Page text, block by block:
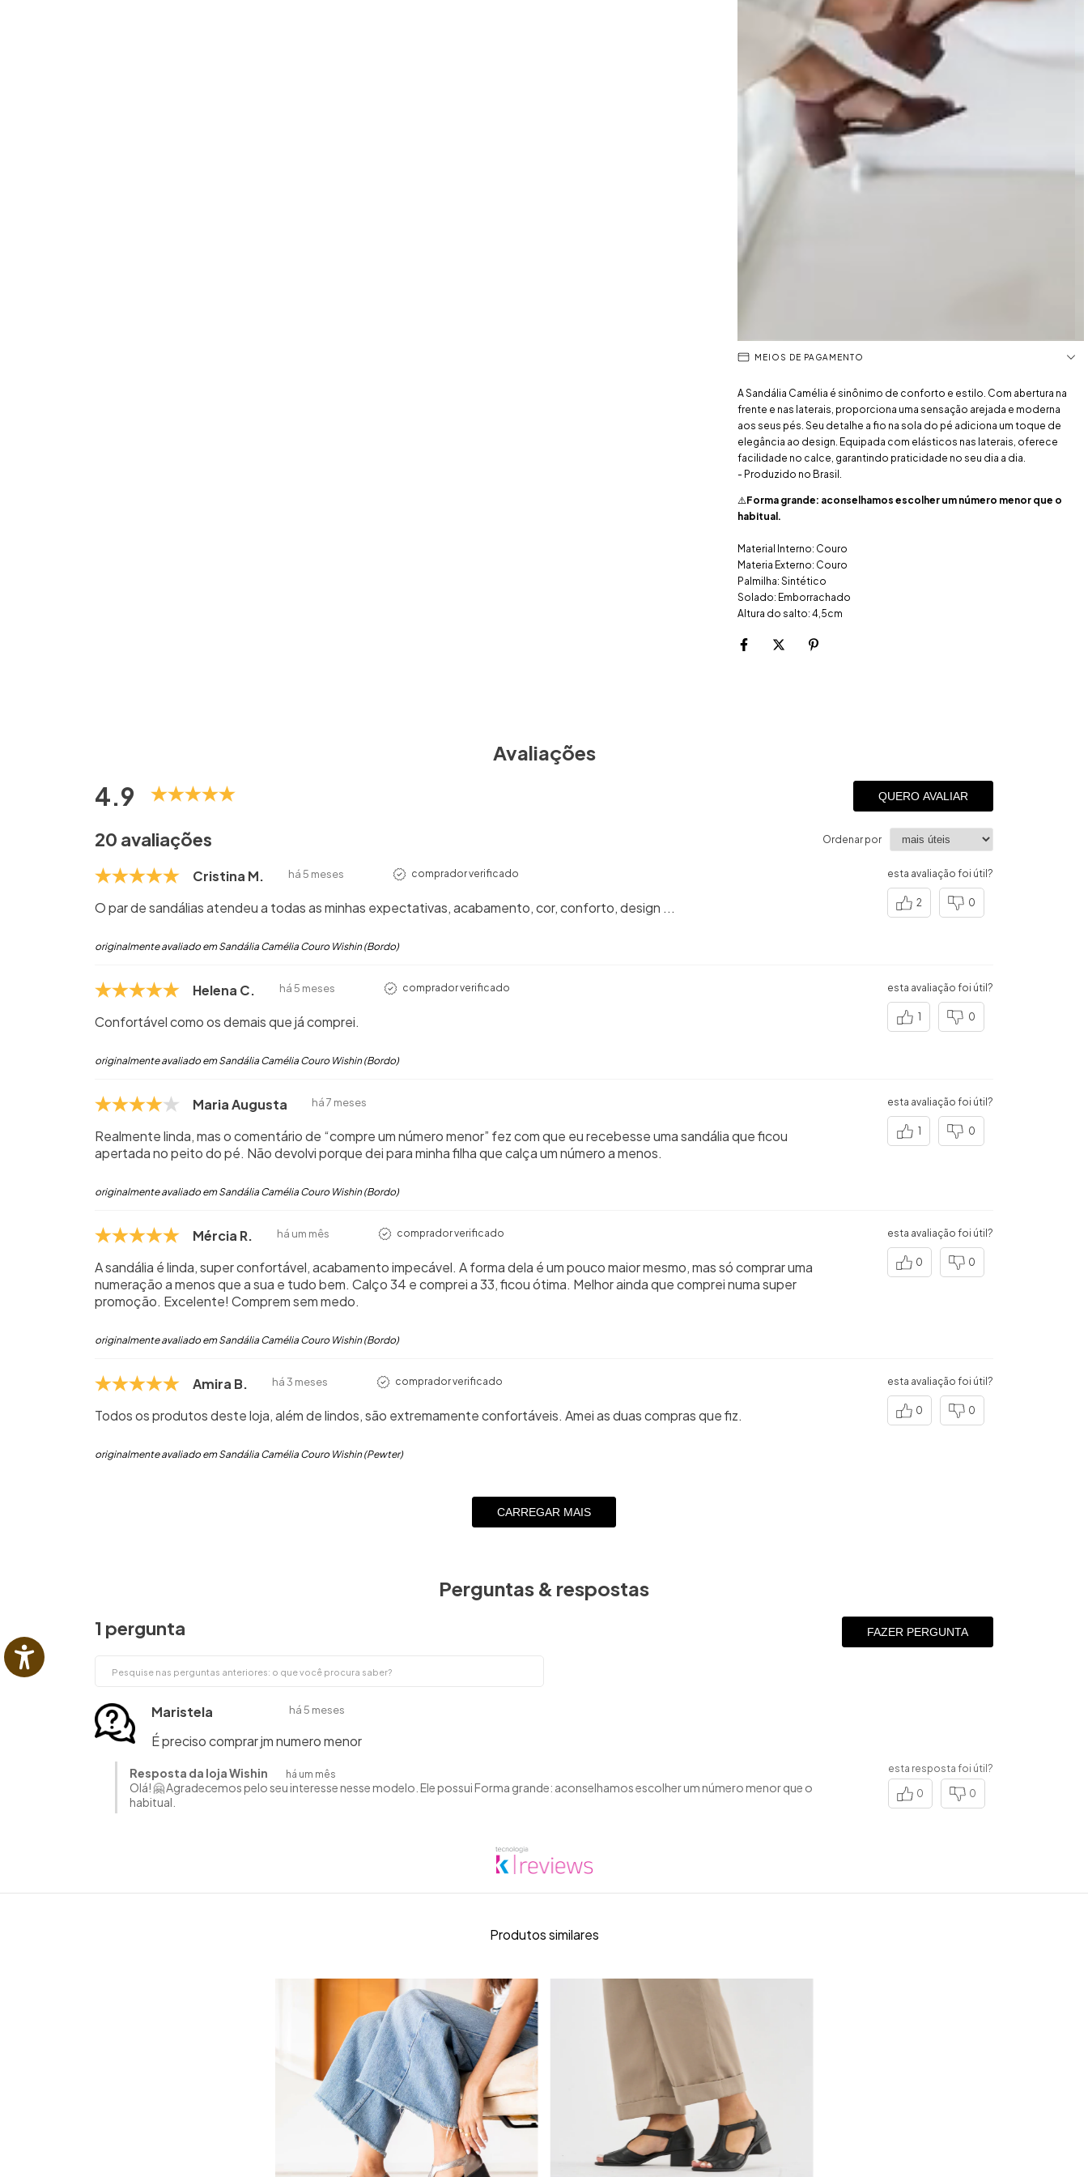
MEIOS DE PAGAMENTO
A Sandália Camélia é sinônimo de conforto e estilo. Com abertura na
frente e nas laterais, proporciona uma sensação arejada e moderna
aos seus pés. Seu detalhe a fio na sola do pé adiciona um toque de
elegância ao design. Equipada com elásticos nas laterais, oferece
facilidade no calce, garantindo praticidade no seu dia a dia.
- Produzido no Brasil.
⚠️Forma grande: aconselhamos escolher um número menor que o
habitual.
Material Interno: Couro
Materia Externo: Couro
Palmilha: Sintético
Solado: Emborrachado
Altura do salto: 4,5cm
Avaliações
4.9 QUERO AVALIAR
20 avaliações Ordenar por
Cristina M. há 5 meses comprador verificado
O par de sandálias atendeu a todas as minhas expectativas, acabamento, cor, conforto, design ...
originalmente avaliado em Sandália Camélia Couro Wishin (Bordo)
esta avaliação foi útil?
2 0
Helena C. há 5 meses comprador verificado
Confortável como os demais que já comprei.
originalmente avaliado em Sandália Camélia Couro Wishin (Bordo)
esta avaliação foi útil?
1 0
Maria Augusta há 7 meses
Realmente linda, mas o comentário de “compre um número menor” fez com que eu recebesse uma sandália que ficou
apertada no peito do pé. Não devolvi porque dei para minha filha que calça um número a menos.
originalmente avaliado em Sandália Camélia Couro Wishin (Bordo)
esta avaliação foi útil?
1 0
Mércia R. há um mês comprador verificado
A sandália é linda, super confortável, acabamento impecável. A forma dela é um pouco maior mesmo, mas só comprar uma
numeração a menos que a sua e tudo bem. Calço 34 e comprei a 33, ficou ótima. Melhor ainda que comprei numa super
promoção. Excelente! Comprem sem medo.
originalmente avaliado em Sandália Camélia Couro Wishin (Bordo)
esta avaliação foi útil?
0 0
Amira B. há 3 meses comprador verificado
Todos os produtos deste loja, além de lindos, são extremamente confortáveis. Amei as duas compras que fiz.
originalmente avaliado em Sandália Camélia Couro Wishin (Pewter)
esta avaliação foi útil?
0 0
CARREGAR MAIS
Perguntas & respostas
1 pergunta FAZER PERGUNTA
Maristela há 5 meses
É preciso comprar jm numero menor
Resposta da loja Wishin há um mês
Olá! 🤗 Agradecemos pelo seu interesse nesse modelo. Ele possui Forma grande: aconselhamos escolher um número menor que o
habitual.
esta resposta foi útil?
0 0
Produtos similares